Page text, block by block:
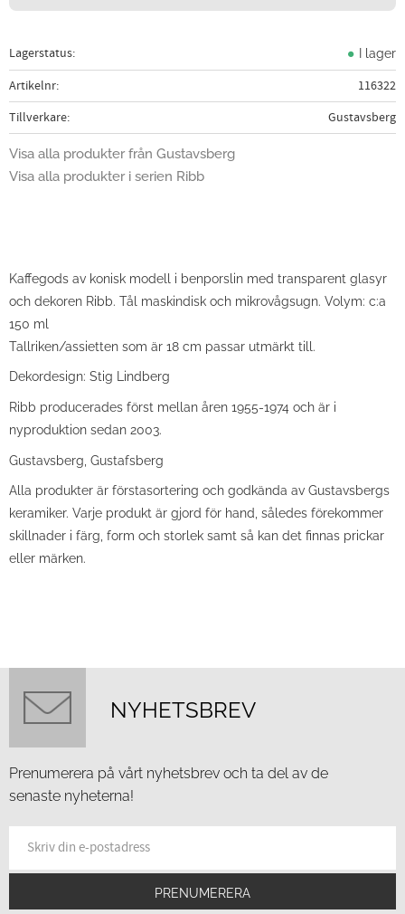
Lagerstatus I lager
Artikelnr
116322
Tillverkare
Gustavsberg
Visa alla produkter från Gustavsberg
Visa alla produkter i serien Ribb
Kaffegods av konisk modell i benporslin med transparent glasyr
och dekoren Ribb. Tål maskindisk och mikrovågsugn. Volym: c:a
150 ml
Tallriken/assietten som är 18 cm passar utmärkt till.
Dekordesign: Stig Lindberg
Ribb producerades först mellan åren 1955-1974 och är i
nyproduktion sedan 2003.
Gustavsberg, Gustafsberg
Alla produkter är förstasortering och godkända av Gustavsbergs
keramiker. Varje produkt är gjord för hand, således förekommer
skillnader i färg, form och storlek samt så kan det finnas prickar
eller märken.
NYHETSBREV
Prenumerera på vårt nyhetsbrev och ta del av de
senaste nyheterna!
PRENUMERERA